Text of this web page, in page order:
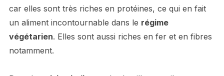
car elles sont très riches en protéines, ce qui en fait
un aliment incontournable dans le régime
végétarien. Elles sont aussi riches en fer et en fibres
notamment.